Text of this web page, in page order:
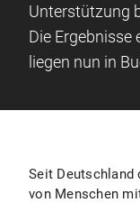
Unterstützung
Die Ergebnisse
liegen nun in
Seit Deutschland
von Menschen